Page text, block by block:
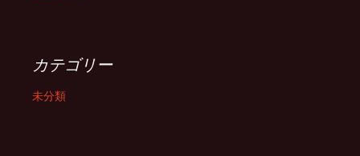
カテゴリー
未分類